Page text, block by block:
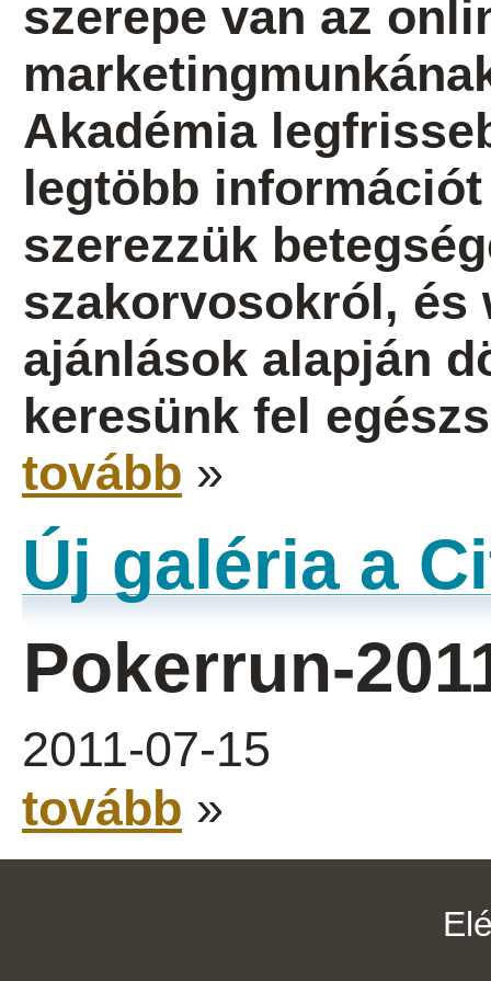
szerepe van az
Akadémia
legtöbb
szerezzük
szakorvosokról, és
ajánlások alapján
keresünk fel
tovább »
Új galéria a
Pokerrun-
2011-07-15
tovább »